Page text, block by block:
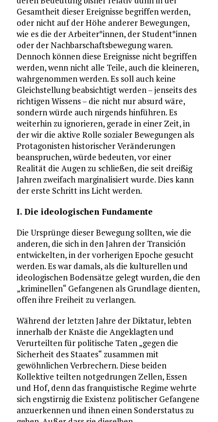
Gesamtheit dieser Ereignisse begriffen werden,
oder nicht auf der Höhe anderer Bewegungen,
wie es die der Arbeiter*innen, der Student*innen
oder der Nachbarschaftsbewegung waren.
Dennoch können diese Ereignisse nicht begriffen
werden, wenn nicht alle Teile, auch die kleineren,
wahrgenommen werden. Es soll auch keine
Gleichstellung beabsichtigt werden – jenseits des
richtigen Wissens – die nicht nur absurd wäre,
sondern würde auch nirgends hinführen. Es
weiterhin zu ignorieren, gerade in einer Zeit, in
der wir die aktive Rolle sozialer Bewegungen als
Protagonisten historischer Veränderungen
beanspruchen, würde bedeuten, vor einer
Realität die Augen zu schließen, die seit dreißig
Jahren zweifach marginalisiert wurde. Dies kann
der erste Schritt ins Licht werden.
I. Die ideologischen Fundamente
Die Ursprünge dieser Bewegung sollten, wie die
anderen, die sich in den Jahren der Transición
entwickelten, in der vorherigen Epoche gesucht
werden. Es war damals, als die kulturellen und
ideologischen Bodensätze gelegt wurden, die den
„kriminellen“ Gefangenen als Grundlage dienten,
offen ihre Freiheit zu verlangen.
Während der letzten Jahre der Diktatur, lebten
innerhalb der Knäste die Angeklagten und
Verurteilten für politische Taten „gegen die
Sicherheit des Staates“ zusammen mit
gewöhnlichen Verbrechern. Diese beiden
Kollektive teilten notgedrungen Zellen, Essen
und Hof, denn das franquistische Regime wehrte
sich engstirnig die Existenz politischer Gefangene
anzuerkennen und ihnen einen Sonderstatus zu